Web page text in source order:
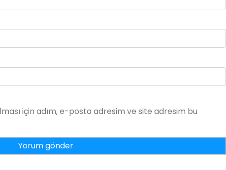
için adım, e-posta adresim ve site adresim bu